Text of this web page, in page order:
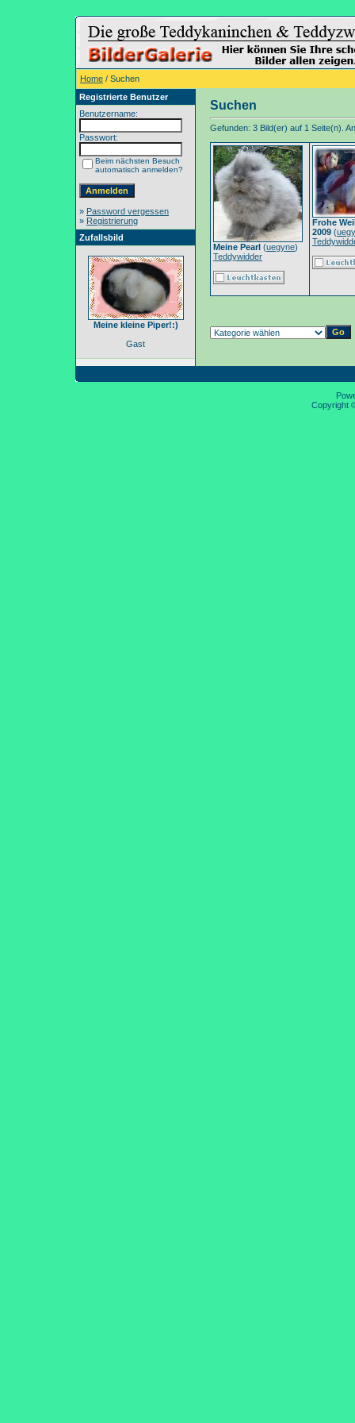
Home / Suchen
Registrierte Benutzer
Benutzername:
Passwort:
Beim nächsten Besuch
automatisch anmelden?
» Password vergessen
» Registrierung
Zufallsbild
Meine kleine Piper!:)
Gast
Suchen
Gefunden: 3 Bild(er) auf 1 Seite(n).
Meine Pearl (uegyne)
Teddywidder
Frohe
2009 (
Copyright